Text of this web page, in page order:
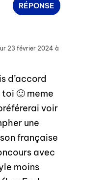
RÉPONSE
23 février 2024 à
d’accord
🙂 meme
voir
une
française
avec
moins